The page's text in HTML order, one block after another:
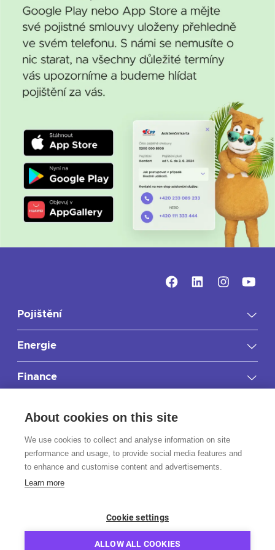
ověřit, zda se právě ten váš neobjevuje v rizikových
sportech. Mezi ně může patřit třeba lyžování mimo
vyznačené trasy, vysokohorská turistika nad 3 500
n.m. výšky nebo skoky do vody a další oblíbené
aktivity.
Pojištění
Energie
Finance
RIXO.cz
Kontakt
About cookies on this site
We use cookies to collect and analyse information on site
performance and usage, to provide social media features and
to enhance and customise content and advertisements.
Learn more
Cookie settings
ALLOW ALL COOKIES